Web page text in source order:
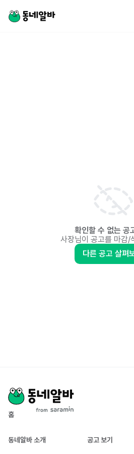
확인할 수 없는 공
사장님이 공고를 마감/
다른 공고 살펴
홈
동네알바 소개 공고 보기